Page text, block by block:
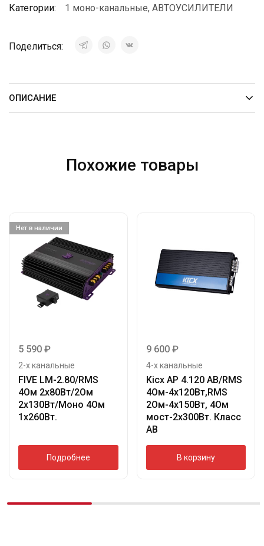
Категории:
1 моно-канальные, АВТОУСИЛИТЕЛИ
Поделиться:
ОПИСАНИЕ
Похожие товары
Нет в наличии
5 590 ₽
2-х канальные
FIVE LM-2.80/RMS
4Ом 2х80Вт/2Ом
2х130Вт/Моно 4Ом
1х260Вт.
Подробнее
9 600 ₽
4-х канальные
Kicx AP 4.120 AB/RMS
4Ом-4х120Вт,RMS
2Ом-4х150Вт, 4Ом
мост-2х300Вт. Класс
АВ
В корзину